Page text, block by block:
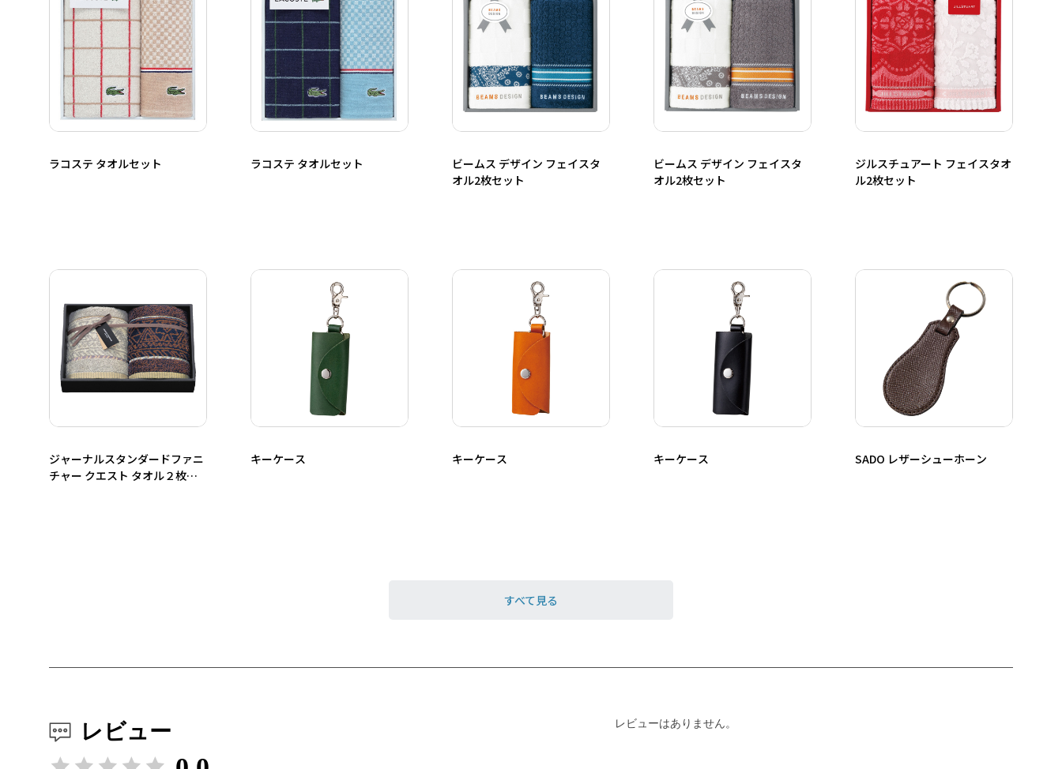
ラコステ タオルセット ラコステ タオルセット
ビームス デザイン フェイスタ
オル2枚セット
ビームス デザイン フェイスタ
オル2枚セット
ジルスチュアート フェイスタオ
ル2枚セット
ジャーナルスタンダードファニ
チャー クエスト タオル２枚セ
キーケース キーケース キーケース SADO レザーシューホーン
すべて見る
レビュー レビューはありません。